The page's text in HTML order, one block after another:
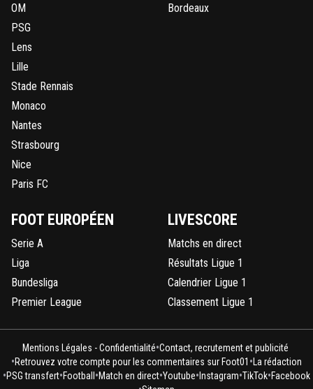
OM
PSG
Lens
Lille
Stade Rennais
Monaco
Nantes
Strasbourg
Nice
Paris FC
Bordeaux
FOOT EUROPÉEN
Serie A
Liga
Bundesliga
Premier League
LIVESCORE
Matchs en direct
Résultats Ligue 1
Calendrier Ligue 1
Classement Ligue 1
Mentions Légales - Confidentialité•Contact, recrutement et publicité
•Retrouvez votre compte pour les commentaires sur Foot01 •La rédaction
•PSG transfert•Football•Match en direct•Youtube•Instagram•TikTok•Facebook